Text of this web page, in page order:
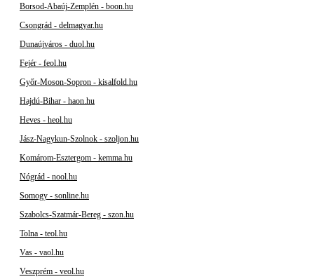
Borsod-Abaúj-Zemplén - boon.hu
Csongrád - delmagyar.hu
Dunaújváros - duol.hu
Fejér - feol.hu
Győr-Moson-Sopron - kisalfold.hu
Hajdú-Bihar - haon.hu
Heves - heol.hu
Jász-Nagykun-Szolnok - szoljon.hu
Komárom-Esztergom - kemma.hu
Nógrád - nool.hu
Somogy - sonline.hu
Szabolcs-Szatmár-Bereg - szon.hu
Tolna - teol.hu
Vas - vaol.hu
Veszprém - veol.hu